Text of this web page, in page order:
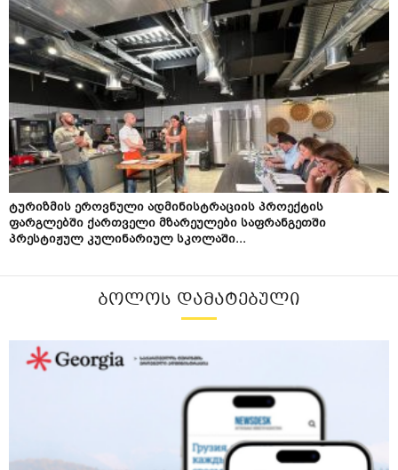
ტურიზმის ეროვნული ადმინისტრაციის პროექტის
ფარგლებში ქართველი მზარეულები საფრანგეთში
პრესტიჟულ კულინარიულ სკოლაში...
ᲑᲝᲚᲝᲡ ᲓᲐᲛᲐᲢᲔᲑᲣᲚᲘ